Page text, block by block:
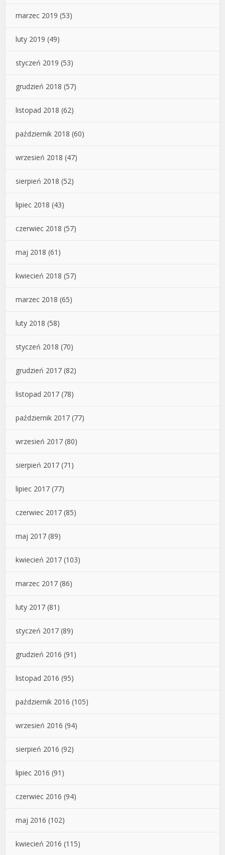
marzec 2019 (53)
luty 2019 (49)
styczeń 2019 (53)
grudzień 2018 (57)
listopad 2018 (62)
październik 2018 (60)
wrzesień 2018 (47)
sierpień 2018 (52)
lipiec 2018 (43)
czerwiec 2018 (57)
maj 2018 (61)
kwiecień 2018 (57)
marzec 2018 (65)
luty 2018 (58)
styczeń 2018 (70)
grudzień 2017 (82)
listopad 2017 (78)
październik 2017 (77)
wrzesień 2017 (80)
sierpień 2017 (71)
lipiec 2017 (77)
czerwiec 2017 (85)
maj 2017 (89)
kwiecień 2017 (103)
marzec 2017 (86)
luty 2017 (81)
styczeń 2017 (89)
grudzień 2016 (91)
listopad 2016 (95)
październik 2016 (105)
wrzesień 2016 (94)
sierpień 2016 (92)
lipiec 2016 (91)
czerwiec 2016 (94)
maj 2016 (102)
kwiecień 2016 (115)